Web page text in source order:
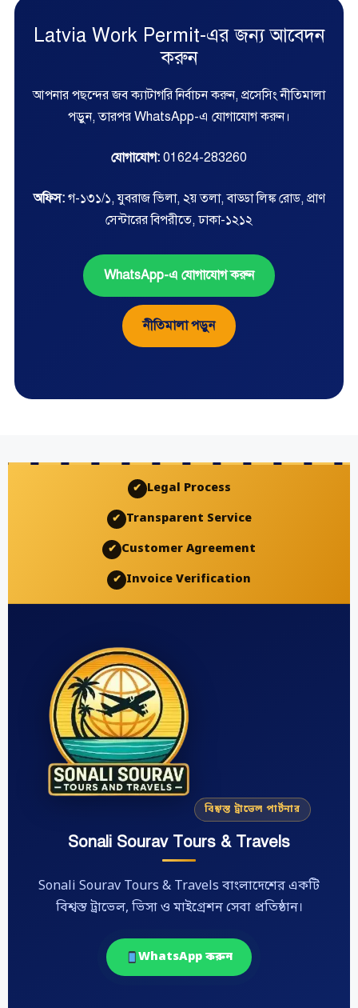
Latvia Work Permit-এর জন্য আবেদন
করুন
আপনার পছন্দের জব ক্যাটাগরি নির্বাচন করুন, প্রসেসিং নীতিমালা
পড়ুন, তারপর WhatsApp-এ যোগাযোগ করুন।
যোগাযোগ: 01624-283260
অফিস:গ-১৩১/১, যুবরাজ ভিলা, ২য় তলা, বাড্ডা লিঙ্ক রোড, প্রাণ
সেন্টারের বিপরীতে, ঢাকা-১২১২
WhatsApp-এ যোগাযোগ করুন
নীতিমালা পড়ুন
✔ Legal Process
✔ Transparent Service
✔ Customer Agreement
✔ Invoice Verification
বিশ্বস্ত ট্রাভেল পার্টনার
Sonali Sourav Tours & Travels
Sonali Sourav Tours & Travels বাংলাদেশের একটি
বিশ্বস্ত ট্রাভেল, ভিসা ও মাইগ্রেশন সেবা প্রতিষ্ঠান।
WhatsApp করুন